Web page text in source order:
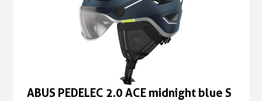
ABUS PEDELEC 2.0 ACE midnight blue
ABUS PEDELEC 2.0 ACE midnight blue S